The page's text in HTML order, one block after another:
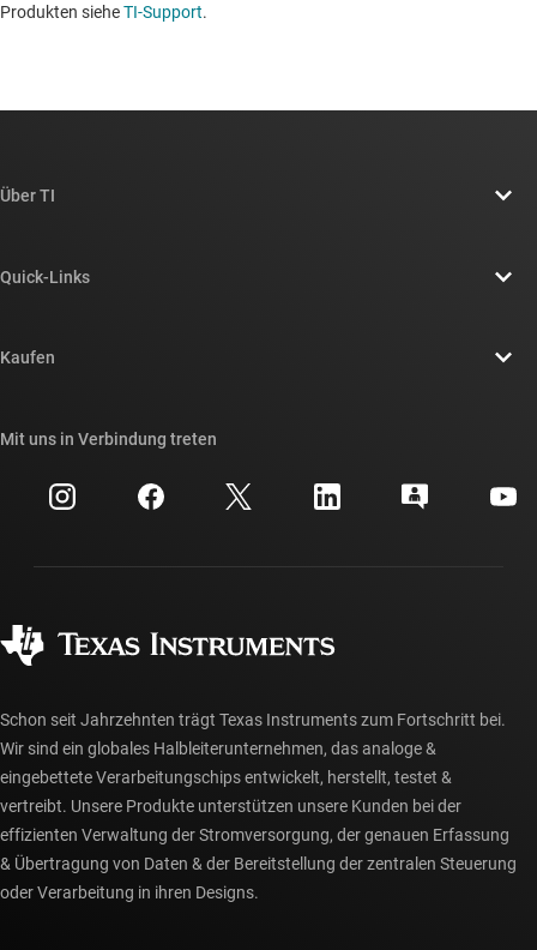
Produkten sieheTI-Support. ​​​​​​​​​​​​​​
Über TI
Newsroom
Investorenbeziehungen
Fertigung
Quick-Links
Querverweis-Suche
Kundensupportzentrum
myTI-Konto FAQs
Kaufen
Häufig gestellte Fragen zu Bestellungen
Mit uns in Verbindung treten
Schon seit Jahrzehnten trägt Texas Instruments zum Fortschritt bei.
Wir sind ein globales Halbleiterunternehmen, das analoge &
eingebettete Verarbeitungschips entwickelt, herstellt, testet &
vertreibt. Unsere Produkte unterstützen unsere Kunden bei der
effizienten Verwaltung der Stromversorgung, der genauen Erfassung
& Übertragung von Daten & der Bereitstellung der zentralen Steuerung
oder Verarbeitung in ihren Designs.